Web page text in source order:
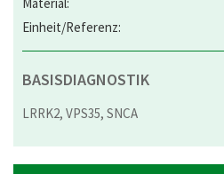
BASISDIAGNOSTIK
LRRK2, VPS35, SNCA